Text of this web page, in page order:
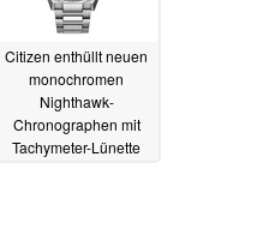
Citizen enthüllt neuen
monochromen
Nighthawk-
Chronographen mit
Tachymeter-Lünette